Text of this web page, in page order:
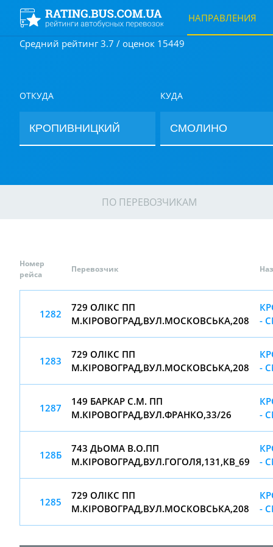
НАПРАВЛЕНИЯ
Средний рейтинг 3.7 / оценок 15449
ОТКУДА КУДА
ПО ПЕРЕВОЗЧИКАМ
Номер
рейса
Перевозчик
1282
729 ОЛІКС ПП
М.КІРОВОГРАД,ВУЛ.МОСКОВСЬКА,208
-
1283
729 ОЛІКС ПП
М.КІРОВОГРАД,ВУЛ.МОСКОВСЬКА,208
-
1287
149 БАРКАР С.М. ПП
М.КІРОВОГРАД,ВУЛ.ФРАНКО,33/26
-
128Б
743 ДЬОМА В.О.ПП
М.КІРОВОГРАД,ВУЛ.ГОГОЛЯ,131,КВ_69
-
1285
729 ОЛІКС ПП
М.КІРОВОГРАД,ВУЛ.МОСКОВСЬКА,208
-